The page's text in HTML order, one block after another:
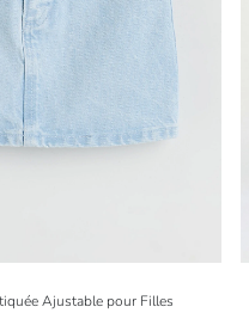
Ajustable pour Filles